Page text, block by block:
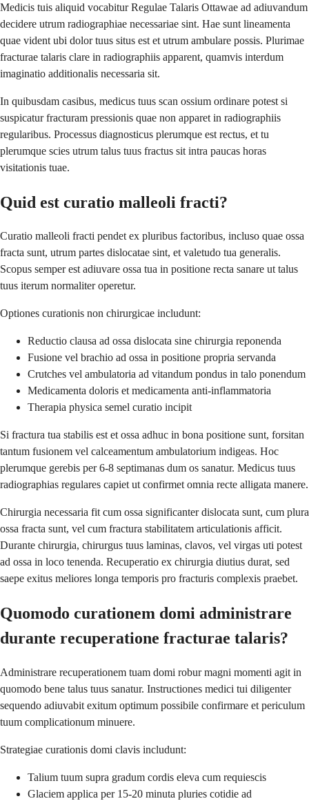
Medicis tuis aliquid vocabitur Regulae Talaris Ottawae ad adiuvandum
decidere utrum radiographiae necessariae sint. Hae sunt lineamenta
quae vident ubi dolor tuus situs est et utrum ambulare possis. Plurimae
fracturae talaris clare in radiographiis apparent, quamvis interdum
imaginatio additionalis necessaria sit.
In quibusdam casibus, medicus tuus scan ossium ordinare potest si
suspicatur fracturam pressionis quae non apparet in radiographiis
regularibus. Processus diagnosticus plerumque est rectus, et tu
plerumque scies utrum talus tuus fractus sit intra paucas horas
visitationis tuae.
Quid est curatio malleoli fracti?
Curatio malleoli fracti pendet ex pluribus factoribus, incluso quae ossa
fracta sunt, utrum partes dislocatae sint, et valetudo tua generalis.
Scopus semper est adiuvare ossa tua in positione recta sanare ut talus
tuus iterum normaliter operetur.
Optiones curationis non chirurgicae includunt:
Reductio clausa ad ossa dislocata sine chirurgia reponenda
Fusione vel brachio ad ossa in positione propria servanda
Crutches vel ambulatoria ad vitandum pondus in talo ponendum
Medicamenta doloris et medicamenta anti-inflammatoria
Therapia physica semel curatio incipit
Si fractura tua stabilis est et ossa adhuc in bona positione sunt, forsitan
tantum fusionem vel calceamentum ambulatorium indigeas. Hoc
plerumque gerebis per 6-8 septimanas dum os sanatur. Medicus tuus
radiographias regulares capiet ut confirmet omnia recte alligata manere.
Chirurgia necessaria fit cum ossa significanter dislocata sunt, cum plura
ossa fracta sunt, vel cum fractura stabilitatem articulationis afficit.
Durante chirurgia, chirurgus tuus laminas, clavos, vel virgas uti potest
ad ossa in loco tenenda. Recuperatio ex chirurgia diutius durat, sed
saepe exitus meliores longa temporis pro fracturis complexis praebet.
Quomodo curationem domi administrare
durante recuperatione fracturae talaris?
Administrare recuperationem tuam domi robur magni momenti agit in
quomodo bene talus tuus sanatur. Instructiones medici tui diligenter
sequendo adiuvabit exitum optimum possibile confirmare et periculum
tuum complicationum minuere.
Strategiae curationis domi clavis includunt:
Talium tuum supra gradum cordis eleva cum requiescis
Glaciem applica per 15-20 minuta pluries cotidie ad